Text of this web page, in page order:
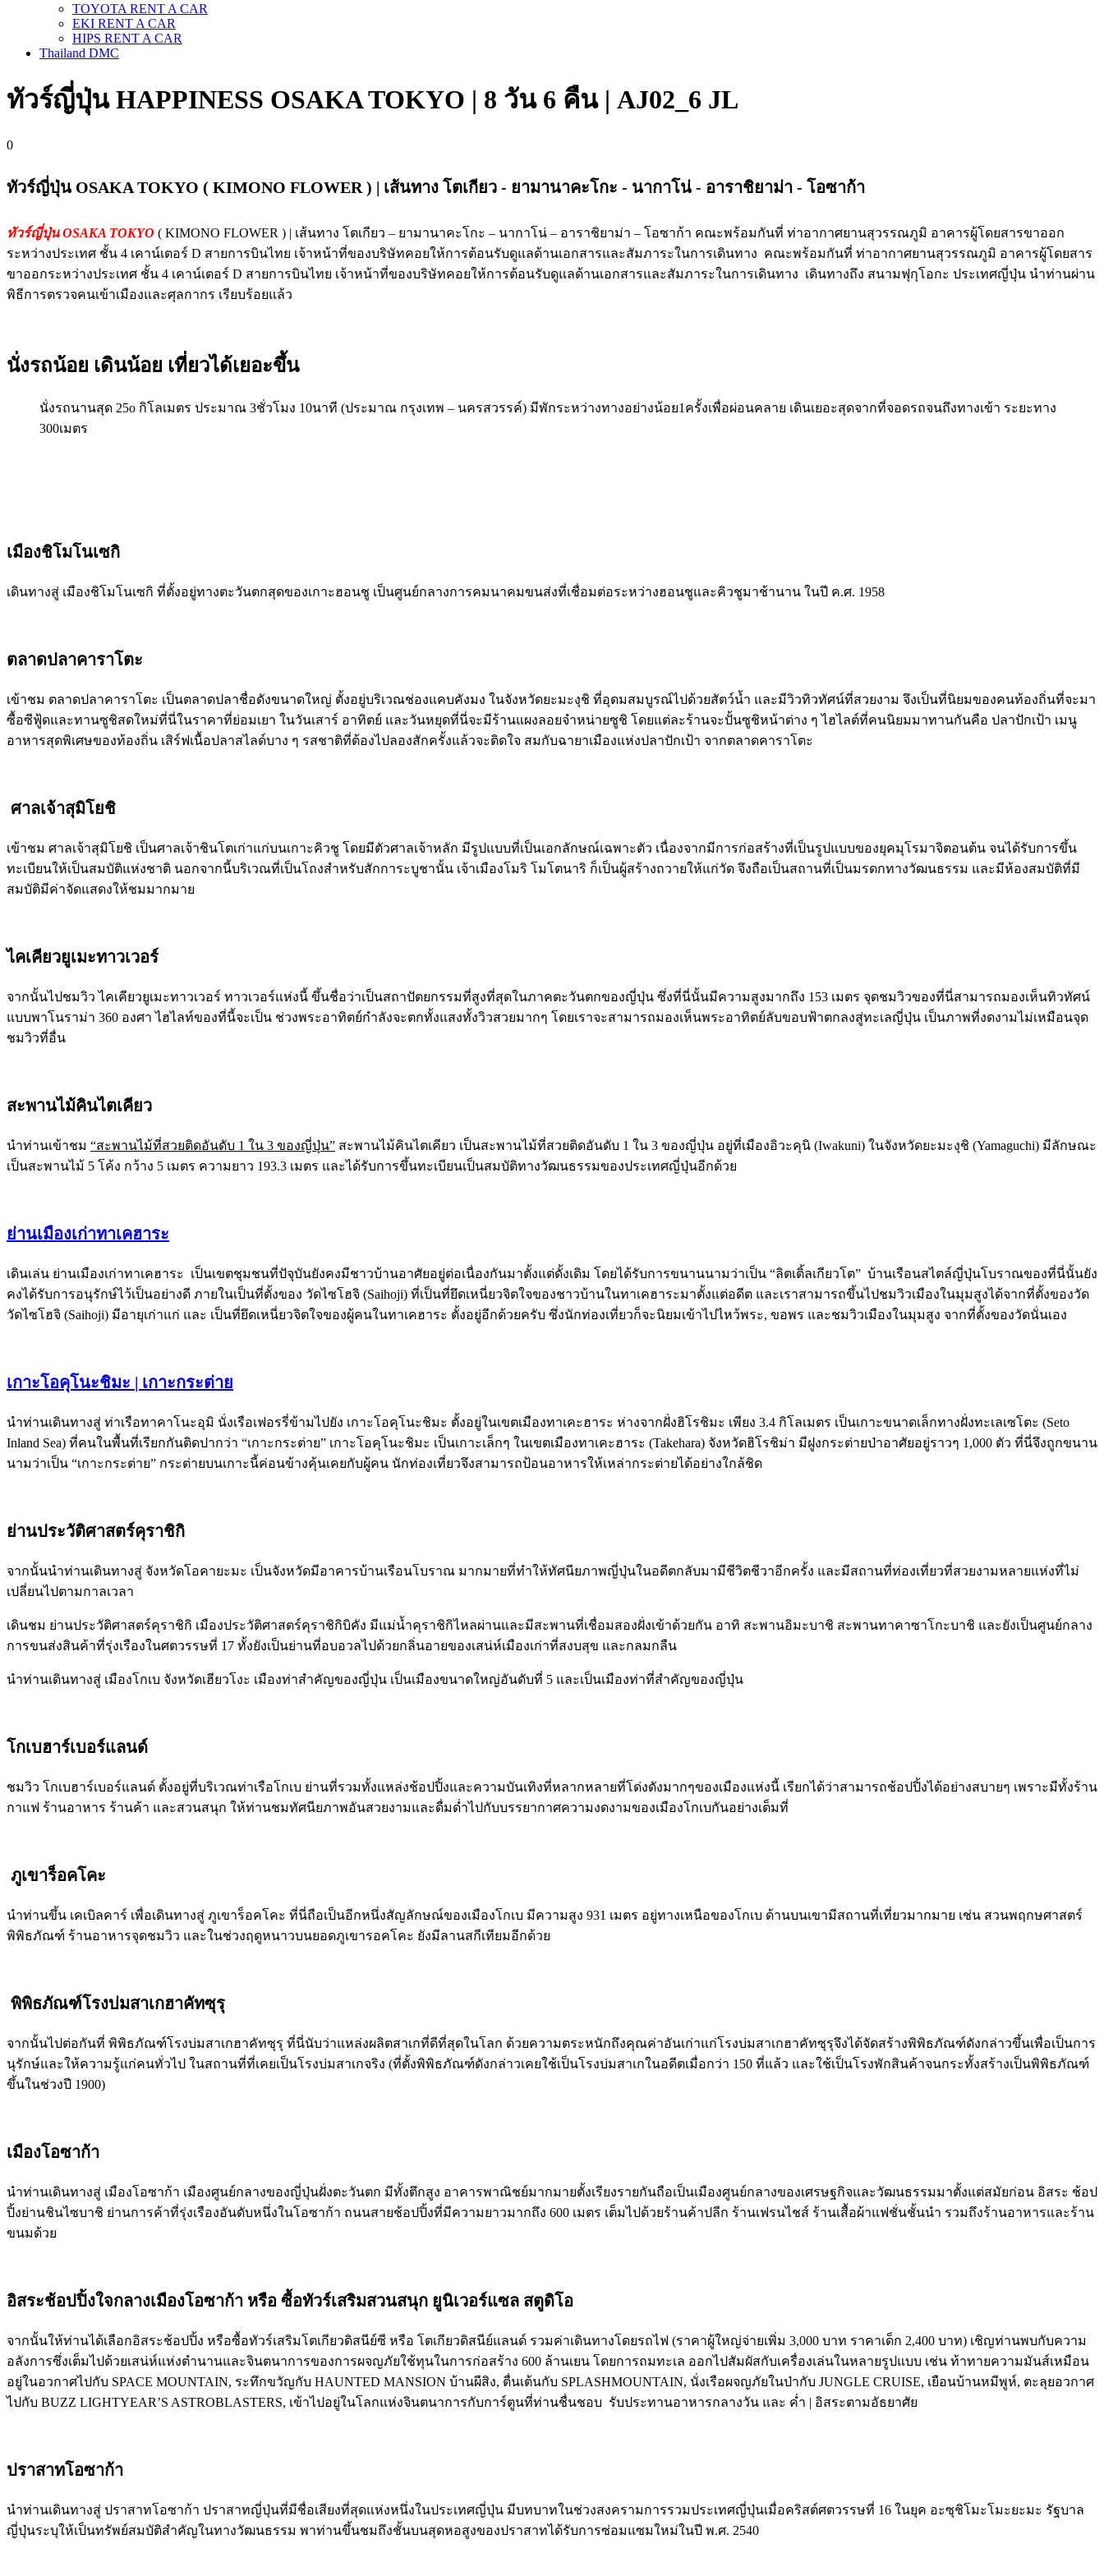
TOYOTA RENT A CAR
EKI RENT A CAR
HIPS RENT A CAR
Thailand DMC
ทัวร์ญี่ปุ่น HAPPINESS OSAKA TOKYO | 8 วัน 6 คืน | AJ02_6 JL
0
ทัวร์ญี่ปุ่น OSAKA TOKYO ( KIMONO FLOWER ) | เส้นทาง โตเกียว - ยามานาคะโกะ - นากาโน่ - อาราชิยาม่า - โอซาก้า
ทัวร์ญี่ปุ่น OSAKA TOKYO ( KIMONO FLOWER ) | เส้นทาง โตเกียว – ยามานาคะโกะ – นากาโน่ – อาราชิยาม่า – โอซาก้า คณะพร้อมกันที่ ท่าอากาศยานสุวรรณภูมิ อาคารผู้โดยสารขาออก
ระหว่างประเทศ ชั้น 4 เคาน์เตอร์ D สายการบินไทย เจ้าหน้าที่ของบริษัทคอยให้การต้อนรับดูแลด้านเอกสารและสัมภาระในการเดินทาง คณะพร้อมกันที่ ท่าอากาศยานสุวรรณภูมิ อาคารผู้โดยสาร
ขาออกระหว่างประเทศ ชั้น 4 เคาน์เตอร์ D สายการบินไทย เจ้าหน้าที่ของบริษัทคอยให้การต้อนรับดูแลด้านเอกสารและสัมภาระในการเดินทาง เดินทางถึง สนามฟุกุโอกะ ประเทศญี่ปุ่น นำท่านผ่าน
พิธีการตรวจคนเข้าเมืองและศุลกากร เรียบร้อยแล้ว
นั่งรถน้อย เดินน้อย เที่ยวได้เยอะขึ้น
นั่งรถนานสุด 25o กิโลเมตร ประมาณ 3ชั่วโมง 10นาที (ประมาณ กรุงเทพ – นครสวรรค์) มีพักระหว่างทางอย่างน้อย1ครั้งเพื่อผ่อนคลาย เดินเยอะสุดจากที่จอดรถจนถึงทางเข้า ระยะทาง
300เมตร
เมืองชิโมโนเซกิ
เดินทางสู่ เมืองชิโมโนเซกิ ที่ตั้งอยู่ทางตะวันตกสุดของเกาะฮอนชู เป็นศูนย์กลางการคมนาคมขนส่งที่เชื่อมต่อระหว่างฮอนชูและคิวชูมาช้านาน ในปี ค.ศ. 1958
ตลาดปลาคาราโตะ
เข้าชม ตลาดปลาคาราโตะ เป็นตลาดปลาชื่อดังขนาดใหญ่ ตั้งอยู่บริเวณช่องแคบคังมง ในจังหวัดยะมะงุชิ ที่อุดมสมบูรณ์ไปด้วยสัตว์น้ำ และมีวิวทิวทัศน์ที่สวยงาม จึงเป็นที่นิยมของคนท้องถิ่นที่จะมา
ซื้อซีฟู้ดและทานซูชิสดใหม่ที่นี่ในราคาที่ย่อมเยา ในวันเสาร์ อาทิตย์ และวันหยุดที่นี่จะมีร้านแผงลอยจำหน่ายซูชิ โดยแต่ละร้านจะปั้นซูชิหน้าต่าง ๆ ไฮไลต์ที่คนนิยมมาทานกันคือ ปลาปักเป้า เมนู
อาหารสุดพิเศษของท้องถิ่น เสิร์ฟเนื้อปลาสไลด์บาง ๆ รสชาติที่ต้องไปลองสักครั้งแล้วจะติดใจ สมกับฉายาเมืองแห่งปลาปักเป้า จากตลาดคาราโตะ
ศาลเจ้าสุมิโยชิ
เข้าชม ศาลเจ้าสุมิโยชิ เป็นศาลเจ้าชินโตเก่าแก่บนเกาะคิวชู โดยมีตัวศาลเจ้าหลัก มีรูปแบบที่เป็นเอกลักษณ์เฉพาะตัว เนื่องจากมีการก่อสร้างที่เป็นรูปแบบของยุคมุโรมาจิตอนต้น จนได้รับการขึ้น
ทะเบียนให้เป็นสมบัติแห่งชาติ นอกจากนี้บริเวณที่เป็นโถงสำหรับสักการะบูชานั้น เจ้าเมืองโมริ โมโตนาริ ก็เป็นผู้สร้างถวายให้แก่วัด จึงถือเป็นสถานที่เป็นมรดกทางวัฒนธรรม และมีห้องสมบัติที่มี
สมบัติมีค่าจัดแสดงให้ชมมากมาย
ไคเคียวยูเมะทาวเวอร์
จากนั้นไปชมวิว ไคเคียวยูเมะทาวเวอร์ ทาวเวอร์แห่งนี้ ขึ้นชื่อว่าเป็นสถาปัตยกรรมที่สูงที่สุดในภาคตะวันตกของญี่ปุ่น ซึ่งที่นี่นั้นมีความสูงมากถึง 153 เมตร จุดชมวิวของที่นี่สามารถมองเห็นทิวทัศน์
แบบพาโนราม่า 360 องศา ไฮไลท์ของที่นี้จะเป็น ช่วงพระอาทิตย์กำลังจะตกทั้งแสงทั้งวิวสวยมากๆ โดยเราจะสามารถมองเห็นพระอาทิตย์ลับขอบฟ้าตกลงสู่ทะเลญี่ปุ่น เป็นภาพที่งดงามไม่เหมือนจุด
ชมวิวที่อื่น
สะพานไม้คินไตเคียว
นำท่านเข้าชม “สะพานไม้ที่สวยติดอันดับ 1 ใน 3 ของญี่ปุ่น” สะพานไม้คินไตเคียว เป็นสะพานไม้ที่สวยติดอันดับ 1 ใน 3 ของญี่ปุ่น อยู่ที่เมืองอิวะคุนิ (Iwakuni) ในจังหวัดยะมะงุชิ (Yamaguchi) มีลักษณะ
เป็นสะพานไม้ 5 โค้ง กว้าง 5 เมตร ความยาว 193.3 เมตร และได้รับการขึ้นทะเบียนเป็นสมบัติทางวัฒนธรรมของประเทศญี่ปุ่นอีกด้วย
ย่านเมืองเก่าทาเคฮาระ
เดินเล่น ย่านเมืองเก่าทาเคฮาระ เป็นเขตชุมชนที่ปัจุบันยังคงมีชาวบ้านอาศัยอยู่ต่อเนื่องกันมาตั้งแต่ดั้งเดิม โดยได้รับการขนานนามว่าเป็น “ลิตเติ้ลเกียวโต” บ้านเรือนสไตล์ญี่ปุ่นโบราณของที่นี่นั้นยัง
คงได้รับการอนุรักษ์ไว้เป็นอย่างดี ภายในเป็นที่ตั้งของ วัดไซโฮจิ (Saihoji) ที่เป็นที่ยึดเหนี่ยวจิตใจของชาวบ้านในทาเคฮาระมาตั้งแต่อดีต และเราสามารถขึ้นไปชมวิวเมืองในมุมสูงได้จากที่ตั้งของวัด
วัดไซโฮจิ (Saihoji) มีอายุเก่าแก่ และ เป็นที่ยึดเหนี่ยวจิตใจของผู้คนในทาเคฮาระ ตั้งอยู่อีกด้วยครับ ซึ่งนักท่องเที่ยวก็จะนิยมเข้าไปไหว้พระ, ขอพร และชมวิวเมืองในมุมสูง จากที่ตั้งของวัดนั่นเอง
เกาะโอคุโนะชิมะ | เกาะกระต่าย
นำท่านเดินทางสู่ ท่าเรือทาคาโนะอุมิ นั่งเรือเฟอรรี่ข้ามไปยัง เกาะโอคุโนะชิมะ ตั้งอยู่ในเขตเมืองทาเคะฮาระ ห่างจากฝั่งฮิโรชิมะ เพียง 3.4 กิโลเมตร เป็นเกาะขนาดเล็กทางฝั่งทะเลเซโตะ (Seto
Inland Sea) ที่คนในพื้นที่เรียกกันติดปากว่า “เกาะกระต่าย” เกาะโอคุโนะชิมะ เป็นเกาะเล็กๆ ในเขตเมืองทาเคะฮาระ (Takehara) จังหวัดฮิโรชิม่า มีฝูงกระต่ายป่าอาศัยอยู่ราวๆ 1,000 ตัว ที่นี่จึงถูกขนาน
นามว่าเป็น “เกาะกระต่าย” กระต่ายบนเกาะนี้ค่อนข้างคุ้นเคยกับผู้คน นักท่องเที่ยวจึงสามารถป้อนอาหารให้เหล่ากระต่ายได้อย่างใกล้ชิด
ย่านประวัติศาสตร์คุราชิกิ
จากนั้นนำท่านเดินทางสู่ จังหวัดโอคายะมะ เป็นจังหวัดมีอาคารบ้านเรือนโบราณ มากมายที่ทำให้ทัศนียภาพญี่ปุ่นในอดีตกลับมามีชีวิตชีวาอีกครั้ง และมีสถานที่ท่องเที่ยวที่สวยงามหลายแห่งที่ไม่
เปลี่ยนไปตามกาลเวลา
เดินชม ย่านประวัติศาสตร์คุราชิกิ เมืองประวัติศาสตร์คุราชิกิบิคัง มีแม่น้ำคุราชิกิไหลผ่านและมีสะพานที่เชื่อมสองฝั่งเข้าด้วยกัน อาทิ สะพานอิมะบาชิ สะพานทาคาซาโกะบาชิ และยังเป็นศูนย์กลาง
การขนส่งสินค้าที่รุ่งเรืองในศตวรรษที่ 17 ทั้งยังเป็นย่านที่อบอวลไปด้วยกลิ่นอายของเสน่ห์เมืองเก่าที่สงบสุข และกลมกลืน
นำท่านเดินทางสู่ เมืองโกเบ จังหวัดเฮียวโงะ เมืองท่าสำคัญของญี่ปุ่น เป็นเมืองขนาดใหญ่อันดับที่ 5 และเป็นเมืองท่าที่สำคัญของญี่ปุ่น
โกเบฮาร์เบอร์แลนด์
ชมวิว โกเบฮาร์เบอร์แลนด์ ตั้งอยู่ที่บริเวณท่าเรือโกเบ ย่านที่รวมทั้งแหล่งช้อปปิ้งและความบันเทิงที่หลากหลายที่โด่งดังมากๆของเมืองแห่งนี้ เรียกได้ว่าสามารถช้อปปิ้งได้อย่างสบายๆ เพราะมีทั้งร้าน
กาแฟ ร้านอาหาร ร้านค้า และสวนสนุก ให้ท่านชมทัศนียภาพอันสวยงามและดื่มด่ำไปกับบรรยากาศความงดงามของเมืองโกเบกันอย่างเต็มที่
ภูเขาร็อคโคะ
นำท่านขึ้น เคเบิลคาร์ เพื่อเดินทางสู่ ภูเขาร็อคโคะ ที่นี่ถือเป็นอีกหนึ่งสัญลักษณ์ของเมืองโกเบ มีความสูง 931 เมตร อยู่ทางเหนือของโกเบ ด้านบนเขามีสถานที่เที่ยวมากมาย เช่น สวนพฤกษศาสตร์
พิพิธภัณฑ์ ร้านอาหารจุดชมวิว และในช่วงฤดูหนาวบนยอดภูเขารอคโคะ ยังมีลานสกีเทียมอีกด้วย
พิพิธภัณฑ์โรงบ่มสาเกฮาคัทซุรุ
จากนั้นไปต่อกันที่ พิพิธภัณฑ์โรงบ่มสาเกฮาคัทซุรุ ที่นี่นับว่าแหล่งผลิตสาเกที่ดีที่สุดในโลก ด้วยความตระหนักถึงคุณค่าอันเก่าแก่โรงบ่มสาเกฮาคัทซุรุจึงได้จัดสร้างพิพิธภัณฑ์ดังกล่าวขึ้นเพื่อเป็นการ
นุรักษ์และให้ความรู้แก่คนทั่วไป ในสถานที่ที่เคยเป็นโรงบ่มสาเกจริง (ที่ตั้งพิพิธภัณฑ์ดังกล่าวเคยใช้เป็นโรงบ่มสาเกในอดีตเมื่อกว่า 150 ที่แล้ว และใช้เป็นโรงพักสินค้าจนกระทั้งสร้างเป็นพิพิธภัณฑ์
ขึ้นในช่วงปี 1900)
เมืองโอซาก้า
นำท่านเดินทางสู่ เมืองโอซาก้า เมืองศูนย์กลางของญี่ปุ่นฝั่งตะวันตก มีทั้งตึกสูง อาคารพาณิชย์มากมายตั้งเรียงรายกันถือเป็นเมืองศูนย์กลางของเศรษฐกิจและวัฒนธรรมมาตั้งแต่สมัยก่อน อิสระ ช้อป
ปิ้งย่านชินไซบาชิ ย่านการค้าที่รุ่งเรืองอันดับหนึ่งในโอซาก้า ถนนสายช้อปปิ้งที่มีความยาวมากถึง 600 เมตร เต็มไปด้วยร้านค้าปลีก ร้านเฟรนไชส์ ร้านเสื้อผ้าแฟชั่นชั้นนำ รวมถึงร้านอาหารและร้าน
ขนมด้วย
อิสระช้อปปิ้งใจกลางเมืองโอซาก้า หรือ ซื้อทัวร์เสริมสวนสนุก ยูนิเวอร์แซล สตูดิโอ
จากนั้นให้ท่านได้เลือกอิสระช้อปปิ้ง หรือซื้อทัวร์เสริมโตเกียวดิสนีย์ซี หรือ โตเกียวดิสนีย์แลนด์ รวมค่าเดินทางโดยรถไฟ (ราคาผู้ใหญ่จ่ายเพิ่ม 3,000 บาท ราคาเด็ก 2,400 บาท) เชิญท่านพบกับความ
อลังการซึ่งเต็มไปด้วยเสน่ห์แห่งตำนานและจินตนาการของการผจญภัยใช้ทุนในการก่อสร้าง 600 ล้านเยน โดยการถมทะเล ออกไปสัมผัสกับเครื่องเล่นในหลายรูปแบบ เช่น ท้าทายความมันส์เหมือน
อยู่ในอวกาศไปกับ SPACE MOUNTAIN, ระทึกขวัญกับ HAUNTED MANSION บ้านผีสิง, ตื่นเต้นกับ SPLASHMOUNTAIN, นั่งเรือผจญภัยในป่ากับ JUNGLE CRUISE, เยือนบ้านหมีพูห์, ตะลุยอวกาศ
ไปกับ BUZZ LIGHTYEAR’S ASTROBLASTERS, เข้าไปอยู่ในโลกแห่งจินตนาการกับการ์ตูนที่ท่านชื่นชอบ รับประทานอาหารกลางวัน และ ค่ำ | อิสระตามอัธยาศัย
ปราสาทโอซาก้า
นำท่านเดินทางสู่ ปราสาทโอซาก้า ปราสาทญี่ปุ่นที่มีชื่อเสียงที่สุดแห่งหนึ่งในประเทศญี่ปุ่น มีบทบาทในช่วงสงครามการรวมประเทศญี่ปุ่นเมื่อคริสต์ศตวรรษที่ 16 ในยุค อะซุชิโมะโมะยะมะ รัฐบาล
ญี่ปุ่นระบุให้เป็นทรัพย์สมบัติสำคัญในทางวัฒนธรรม พาท่านขึ้นชมถึงชั้นบนสุดหอสูงของปราสาทได้รับการซ่อมแซมใหม่ในปี พ.ศ. 2540